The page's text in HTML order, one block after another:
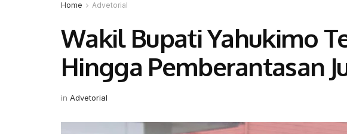
Home Advetorial
Wakil Bupati Yahukimo
Hingga Pemberantasan
in Advetorial